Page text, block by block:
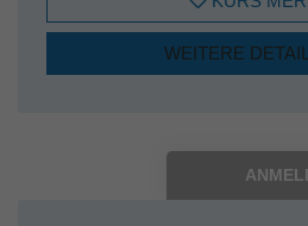
WEITERE